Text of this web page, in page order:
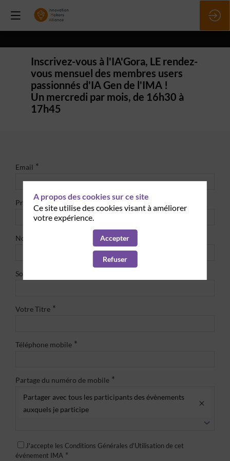
Inscrivez-vous à l'IA'Gora, LE rendez-
vous mensuel des membres users
passionnés d'IA Gen de l'IMA !
Un mercredi par mois, de 16h30 à
17h45
Email *
Prénom *
Nom
Société
Votre Titre *
Téléphone mobile *
Partage du numéro de mobile *
Partager avec tous les participants des évènements
auxquels je participe
J'accepte les Conditions Générales d'Utilisation de cet
événement IMA *
A propos des cookies sur ce site
Ce site utilise des cookies visant à améliorer
votre expérience.
Accepter
Refuser